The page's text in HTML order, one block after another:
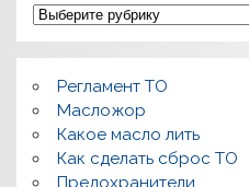
П
о
л
о
к
и
,
р
е
м
Регламент ТО
Масложор
Какое масло лить
Как сделать сброс ТО
Предохранители